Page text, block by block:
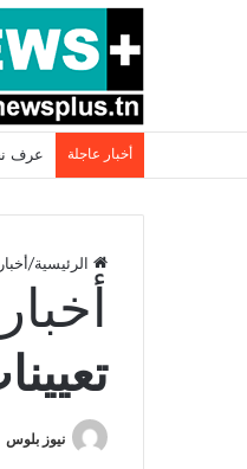
أخبار عاجلة بسبب
الرئيسية/
أخبار
نيوز بلوس